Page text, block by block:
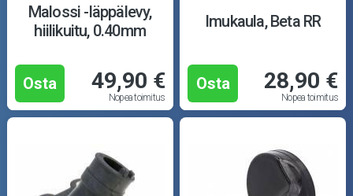
Malossi -läppälevy,
hiilikuitu, 0.40mm
Osta 49,90 €
Nopea toimitus
Imukaula, Beta RR
Osta 28,90 €
Nopea toimitus